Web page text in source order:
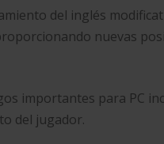
del inglés
nuevas
importantes para PC
del jugador.